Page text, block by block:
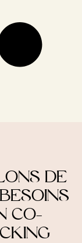
DE
CO-